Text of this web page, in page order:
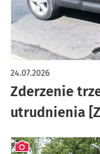
Zderzenie
utrudnienia
24.07.2026
artykuł z galerią